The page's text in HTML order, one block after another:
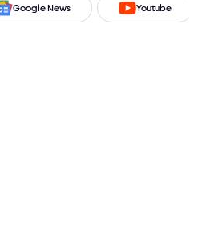
Google News Youtube